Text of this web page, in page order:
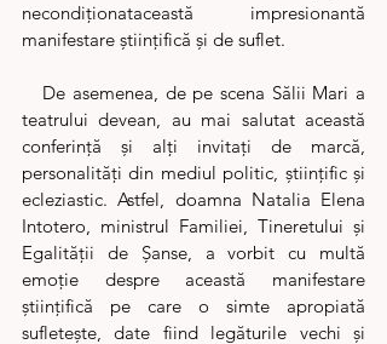
necondiționataceastă impresionantă
manifestare științifică și de suflet.
teatrului devean, au mai salutat această
conferință și alți invitați de marcă,
personalități din mediul politic, științific și
ecleziastic. Astfel, doamna Natalia Elena
Intotero, ministrul Familiei, Tineretului și
Egalității de Șanse, a vorbit cu multă
emoție despre această manifestare
științifică pe care o simte apropiată
sufletește, date fiind legăturile vechi și